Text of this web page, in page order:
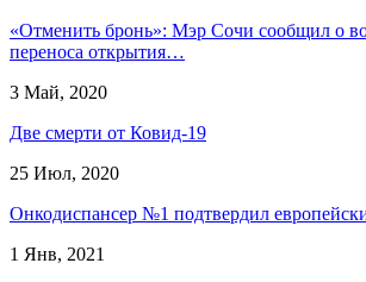
«Отменить бронь»: Мэр Сочи сообщил о
переноса открытия…
3 Май, 2020
Две смерти от Ковид-19
25 Июл, 2020
Онкодиспансер №1 подтвердил
1 Янв, 2021